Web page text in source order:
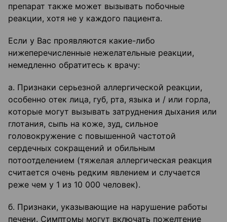
препарат также может вызывать побочные
реакции, хотя не у каждого пациента.
Если у Вас проявляются какие-либо
нижеперечисленные нежелательные реакции,
немедленно обратитесь к врачу:
а. Признаки серьезной аллергической реакции,
особенно отек лица, губ, рта, языка и / или горла,
которые могут вызывать затруднения дыхания или
глотания, сыпь на коже, зуд, сильное
головокружение с повышенной частотой
сердечных сокращений и обильным
потоотделением (тяжелая аллергическая реакция
считается очень редким явлением и случается
реже чем у 1 из 10 000 человек).
б. Признаки, указывающие на нарушение работы
печени. Симптомы могут включать пожелтение